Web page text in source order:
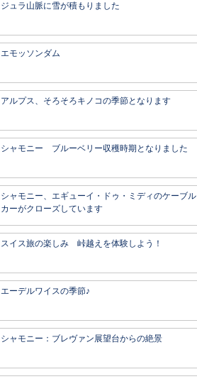
ジュラ山脈に雪が積もりました
エモッソンダム
アルプス、そろそろキノコの季節となります
シャモニー ブルーベリー収穫時期となりました
シャモニー、エギューイ・ドゥ・ミディのケーブル
カーがクローズしています
スイス旅の楽しみ 峠越えを体験しよう！
エーデルワイスの季節♪
シャモニー：ブレヴァン展望台からの絶景